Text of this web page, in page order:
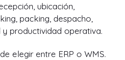
ubicación,
packing, despacho,
productividad operativa.
elegir entre ERP o WMS.